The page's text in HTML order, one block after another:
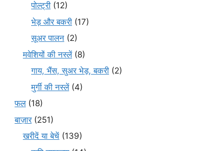
पोल्ट्री (12)
भेड़ और बकरी (17)
सूअर पालन (2)
मवेशियों की नस्लें(8)
गाय, भैंस, सुअर भेड़, बकरी (2)
मुर्गी की नस्लें(4)
फल(18)
बाज़ार(251)
खरीदें या बेचें (139)